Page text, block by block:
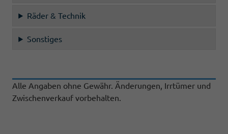
Räder & Technik
Sonstiges
Alle Angaben ohne Gewähr. Änderungen, Irrtümer und
Zwischenverkauf vorbehalten.